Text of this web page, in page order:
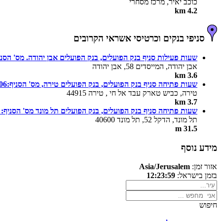
כוכב יאיר, מרכז מסחרי
4.2 km
סניפי בנקים וכרטיסי אשראי הקרובים
שעות פעילות סניף בנק הפועלים, בנק הפועלים אבן יהודה. מס' הסניף:
אבן יהודה, המייסדים 58, אבן יהודה
3.6 km
שעות פתיחה סניף בנק הפועלים, בנק הפועלים טירה, מס' הסניף:506
טירה, כביש טארק עבד אל חי , טירה 44915
3.7 km
שעות פתיחה סניף בנק הפועלים, בנק הפועלים תל מונד מס' הסניף:
תל מונד, הדקל 52, תל מונד 40600
31.5 m
מידע נוסף
אזור זמן: Asia/Jerusalem
בזמן בישראל: 12:23:59
חיפוש